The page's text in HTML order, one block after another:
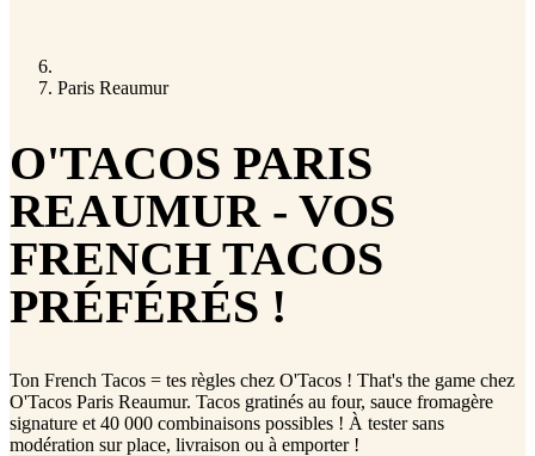
Paris Reaumur
O'TACOS PARIS
REAUMUR - VOS
FRENCH TACOS
PRÉFÉRÉS !
Ton French Tacos = tes règles chez O'Tacos ! That's the game chez
O'Tacos Paris Reaumur. Tacos gratinés au four, sauce fromagère
signature et 40 000 combinaisons possibles ! À tester sans
modération sur place, livraison ou à emporter !